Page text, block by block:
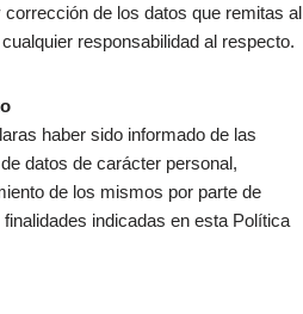
de los datos que remitas al
responsabilidad al respecto.
haber sido informado de las
datos de carácter personal,
de los mismos por parte de
indicadas en esta Política